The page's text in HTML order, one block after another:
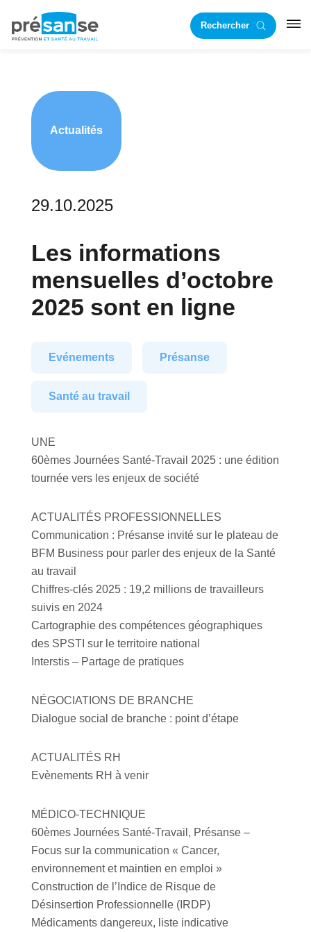
principale
RechercherRST
Actualités
29.10.2025
Les informations
mensuelles d’octobre
2025 sont en ligne
Evénements Présanse
Santé au travail
UNE
60èmes Journées Santé-Travail 2025 : une édition
tournée vers les enjeux de société
ACTUALITÉS PROFESSIONNELLES
Communication : Présanse invité sur le plateau de
BFM Business pour parler des enjeux de la Santé
au travail
Chiffres-clés 2025 : 19,2 millions de travailleurs
suivis en 2024
Cartographie des compétences géographiques
des SPSTI sur le territoire national
Interstis – Partage de pratiques
NÉGOCIATIONS DE BRANCHE
Dialogue social de branche : point d’étape
ACTUALITÉS RH
Evènements RH à venir
MÉDICO-TECHNIQUE
60èmes Journées Santé-Travail, Présanse –
Focus sur la communication « Cancer,
environnement et maintien en emploi »
Construction de l’Indice de Risque de
Désinsertion Professionnelle (IRDP)
Médicaments dangereux, liste indicative